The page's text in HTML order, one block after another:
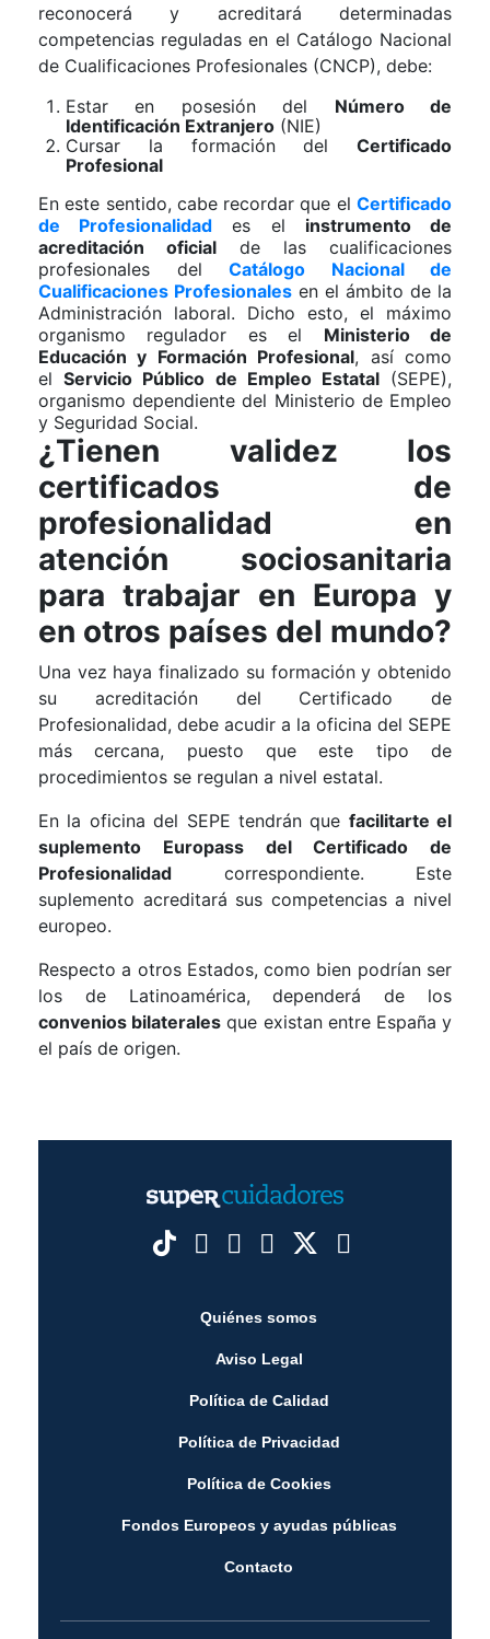
reconocerá y acreditará determinadas
competencias reguladas en el Catálogo Nacional
de Cualificaciones Profesionales (CNCP), debe:
Estar en posesión del Número de
Identificación Extranjero (NIE)
Cursar la formación del Certificado
Profesional
En este sentido, cabe recordar que el Certificado
de Profesionalidad es el instrumento de
acreditación oficial de las cualificaciones
profesionales del Catálogo Nacional de
Cualificaciones Profesionales en el ámbito de la
Administración laboral. Dicho esto, el máximo
organismo regulador es el Ministerio de
Educación y Formación Profesional, así como
elServicio Público de Empleo Estatal(SEPE),
organismo dependiente del Ministerio de Empleo
y Seguridad Social.
¿Tienen validez los
certificados de
profesionalidad en
atención sociosanitaria
para trabajar en Europa y
en otros países del mundo?
Una vez haya finalizado su formación y obtenido
su acreditación del Certificado de
Profesionalidad, debe acudir a la oficina del SEPE
más cercana, puesto que este tipo de
procedimientos se regulan a nivel estatal.
En la oficina del SEPE tendrán que facilitarte el
suplemento Europass del Certificado de
Profesionalidad correspondiente. Este
suplemento acreditará sus competencias a nivel
europeo.
Respecto a otros Estados, como bien podrían ser
los de Latinoamérica, dependerá de los
convenios bilaterales que existan entre España y
el país de origen.
Quiénes somos
Aviso Legal
Política de Calidad
Política de Privacidad
Política de Cookies
Fondos Europeos y ayudas públicas
Contacto